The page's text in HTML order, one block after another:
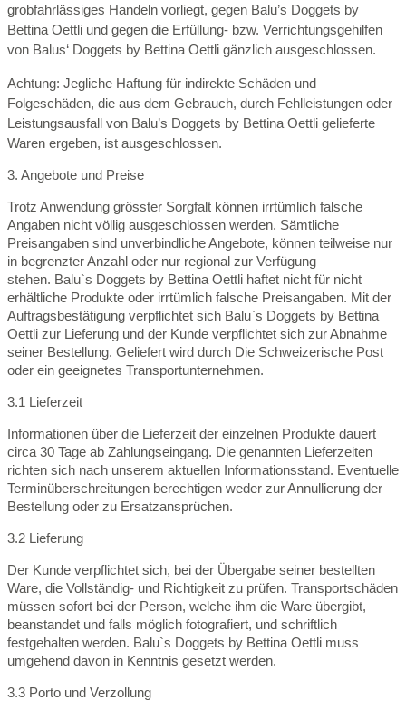
grobfahrlässiges Handeln vorliegt, gegen Balu’s Doggets by
Bettina Oettli und gegen die Erfüllung- bzw. Verrichtungsgehilfen
von Balus‘ Doggets by Bettina Oettli gänzlich ausgeschlossen.
Achtung: Jegliche Haftung für indirekte Schäden und
Folgeschäden, die aus dem Gebrauch, durch Fehlleistungen oder
Leistungsausfall von Balu’s Doggets by Bettina Oettli gelieferte
Waren ergeben, ist ausgeschlossen.
3. Angebote und Preise
Trotz Anwendung grösster Sorgfalt können irrtümlich falsche
Angaben nicht völlig ausgeschlossen werden. Sämtliche
Preisangaben sind unverbindliche Angebote, können teilweise nur
in begrenzter Anzahl oder nur regional zur Verfügung
stehen. Balu`s Doggets by Bettina Oettli haftet nicht für nicht
erhältliche Produkte oder irrtümlich falsche Preisangaben. Mit der
Auftragsbestätigung verpflichtet sich Balu`s Doggets by Bettina
Oettli zur Lieferung und der Kunde verpflichtet sich zur Abnahme
seiner Bestellung. Geliefert wird durch Die Schweizerische Post
oder ein geeignetes Transportunternehmen.
3.1 Lieferzeit
Informationen über die Lieferzeit der einzelnen Produkte dauert
circa 30 Tage ab Zahlungseingang. Die genannten Lieferzeiten
richten sich nach unserem aktuellen Informationsstand. Eventuelle
Terminüberschreitungen berechtigen weder zur Annullierung der
Bestellung oder zu Ersatzansprüchen.
3.2 Lieferung
Der Kunde verpflichtet sich, bei der Übergabe seiner bestellten
Ware, die Vollständig- und Richtigkeit zu prüfen. Transportschäden
müssen sofort bei der Person, welche ihm die Ware übergibt,
beanstandet und falls möglich fotografiert, und schriftlich
festgehalten werden. Balu`s Doggets by Bettina Oettli muss
umgehend davon in Kenntnis gesetzt werden.
3.3 Porto und Verzollung